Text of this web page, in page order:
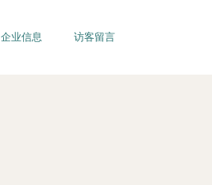
企业信息 访客留言